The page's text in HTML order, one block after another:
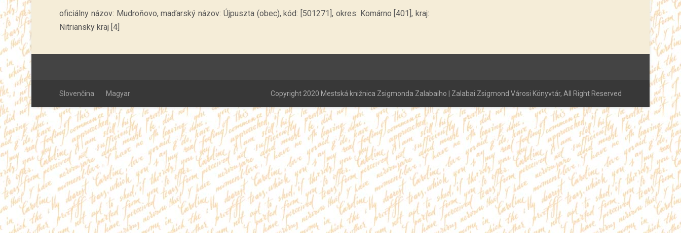
oficiálny názov: Mudroňovo, maďarský názov: Újpuszta (obec), kód: [501271], okres: Komárno [401], kraj:
Nitriansky kraj [4]
Slovenčina Magyar Copyright 2020 Mestská knižnica Zsigmonda Zalabaiho | Zalabai Zsigmond Városi Könyvtár, All Right Reserved